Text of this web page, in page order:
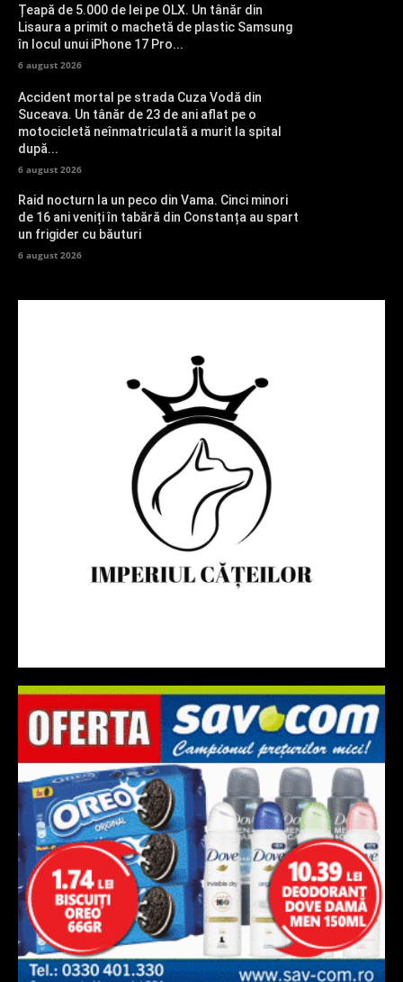
Țeapă de 5.000 de lei pe OLX. Un tânăr din
Lisaura a primit o machetă de plastic Samsung
în locul unui iPhone 17 Pro...
6 august 2026
Accident mortal pe strada Cuza Vodă din
Suceava. Un tânăr de 23 de ani aflat pe o
motocicletă neînmatriculată a murit la spital
după...
6 august 2026
Raid nocturn la un peco din Vama. Cinci minori
de 16 ani veniți în tabără din Constanța au spart
un frigider cu băuturi
6 august 2026